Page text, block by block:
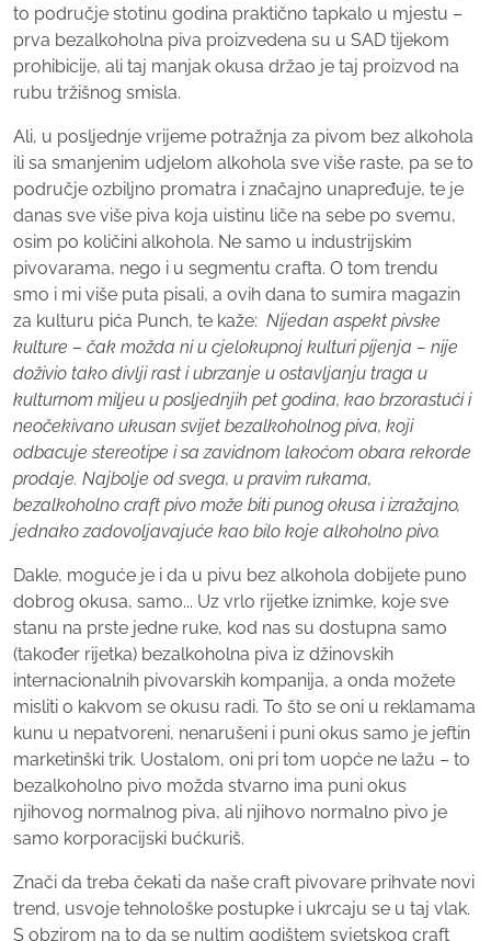
to područje stotinu godina praktično tapkalo u mjestu –
prva bezalkoholna piva proizvedena su u SAD tijekom
prohibicije, ali taj manjak okusa držao je taj proizvod na
rubu tržišnog smisla.
Ali, u posljednje vrijeme potražnja za pivom bez alkohola
ili sa smanjenim udjelom alkohola sve više raste, pa se to
područje ozbiljno promatra i značajno unapređuje, te je
danas sve više piva koja uistinu liče na sebe po svemu,
osim po količini alkohola. Ne samo u industrijskim
pivovarama, nego i u segmentu crafta. O tom trendu
smo i mi više puta pisali, a ovih dana to sumira magazin
za kulturu pića Punch, te kaže: Nijedan aspekt pivske
kulture – čak možda ni u cjelokupnoj kulturi pijenja – nije
doživio tako divlji rast i ubrzanje u ostavljanju traga u
kulturnom miljeu u posljednjih pet godina, kao brzorastući i
neočekivano ukusan svijet bezalkoholnog piva, koji
odbacuje stereotipe i sa zavidnom lakoćom obara rekorde
prodaje. Najbolje od svega, u pravim rukama,
bezalkoholno craft pivo može biti punog okusa i izražajno,
jednako zadovoljavajuće kao bilo koje alkoholno pivo.
Dakle, moguće je i da u pivu bez alkohola dobijete puno
dobrog okusa, samo... Uz vrlo rijetke iznimke, koje sve
stanu na prste jedne ruke, kod nas su dostupna samo
(također rijetka) bezalkoholna piva iz džinovskih
internacionalnih pivovarskih kompanija, a onda možete
misliti o kakvom se okusu radi. To što se oni u reklamama
kunu u nepatvoreni, nenarušeni i puni okus samo je jeftin
marketinški trik. Uostalom, oni pri tom uopće ne lažu – to
bezalkoholno pivo možda stvarno ima puni okus
njihovog normalnog piva, ali njihovo normalno pivo je
samo korporacijski bućkuriš.
Znači da treba čekati da naše craft pivovare prihvate novi
trend, usvoje tehnološke postupke i ukrcaju se u taj vlak.
S obzirom na to da se nultim godištem svjetskog craft